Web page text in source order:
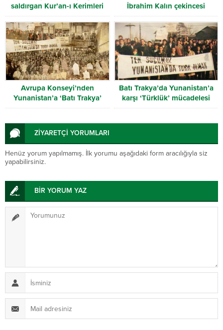
saldırgan Kur’an-ı Kerimleri
yırttı
İbrahim Kalın çekincesi
Avrupa Konseyi’nden
Yunanistan’a ‘Batı Trakya’
uyarısı
Batı Trakya’da Yunanistan’a
karşı ‘Türklük’ mücadelesi
ZİYARETÇİ YORUMLARI
Henüz yorum yapılmamış. İlk yorumu aşağıdaki form aracılığıyla siz
yapabilirsiniz.
BİR YORUM YAZ